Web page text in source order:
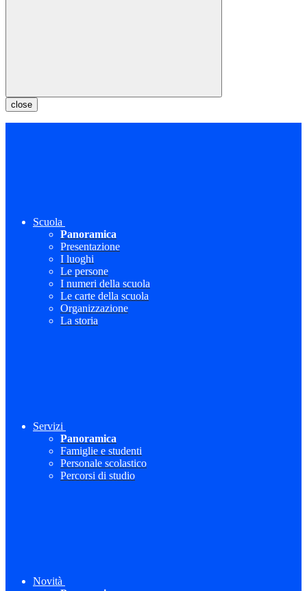
close
Scuola
Panoramica
Presentazione
I luoghi
Le persone
I numeri della scuola
Le carte della scuola
Organizzazione
La storia
Servizi
Panoramica
Famiglie e studenti
Personale scolastico
Percorsi di studio
Novità